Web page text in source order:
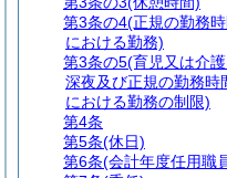
第3条の4(正規の勤務
における勤務)
第3条の5(育児又は介
深夜及び正規の勤務時
における勤務の制限)
第4条
第5条(休日)
第6条(会計年度任用職